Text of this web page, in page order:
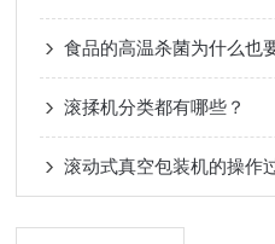
食品的高温杀菌为什么也
滚揉机分类都有哪些？
滚动式真空包装机的操作